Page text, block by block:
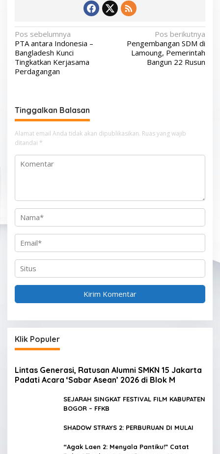
N
a
v
i
a
s
i
p
o
Pos sebelumnya
PTA antara Indonesia –
Bangladesh Kunci
Tingkatkan Kerjasama
Perdagangan
Pos berikutnya
Pengembangan SDM di
Lamoung, Pemerintah
Bangun 22 Rusun
Tinggalkan Balasan
Alamat email Anda tidak akan dipublikasikan. Ruas yang wajib
ditandai *
Klik Populer
Lintas Generasi, Ratusan Alumni SMKN 15 Jakarta
Padati Acara ‘Sabar Asean’ 2026 di Blok M
SEJARAH SINGKAT FESTIVAL FILM KABUPATEN
BOGOR – FFKB
SHADOW STRAYS 2: PERBURUAN DI MULAI
“Agak Laen 2: Menyala Pantiku!” Catat